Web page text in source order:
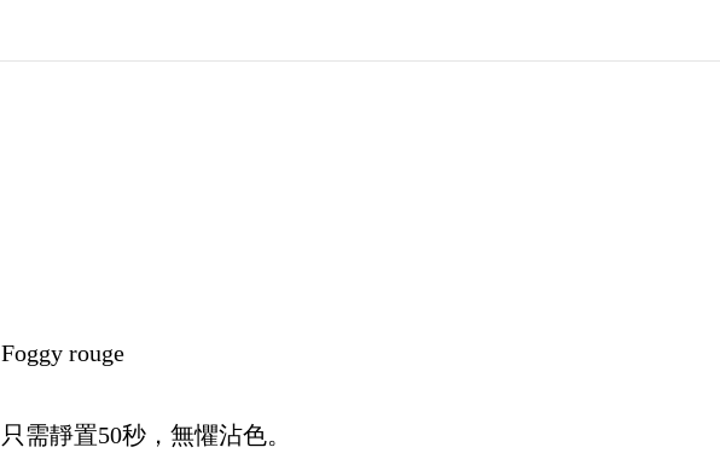
Foggy rouge
只需靜置50秒，無懼沾色。